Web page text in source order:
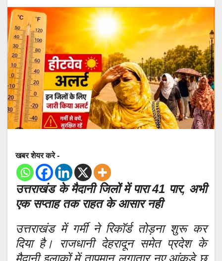
खबर शेयर करे -
उत्तराखंड के मैदानी जिलों में पारा 41 पार, अभी
एक सप्ताह तक राहत के आसार नही
उत्तराखंड में गर्मी ने रिकॉर्ड तोड़ना शुरू कर
दिया है। राजधानी देहरादून समेत प्रदेश के
मैदानी इलाकों में तापमान लगातार नए आंकड़े छू